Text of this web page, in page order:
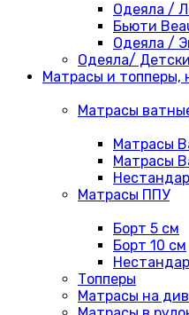
Одеяла /
Бьюти
Одеяла /
Одеяла/
Матрасы и топперы,
Матрасы
Матрасы
Матрасы
Матрасы ППУ
Борт 5 см
Борт 10 см
Топперы
Матрасы на